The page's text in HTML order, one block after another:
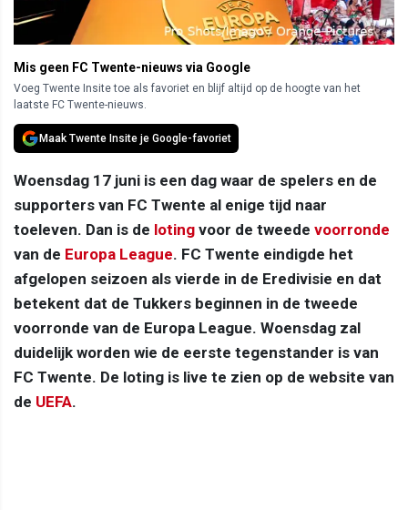
Mis geen FC Twente-nieuws via Google
Voeg Twente Insite toe als favoriet en blijf altijd op de hoogte van het
laatste FC Twente-nieuws.
Maak Twente Insite je Google-favoriet
Woensdag 17 juni is een dag waar de spelers en de
supporters van FC Twente al enige tijd naar
toeleven. Dan is de loting voor de tweede voorronde
van de Europa League. FC Twente eindigde het
afgelopen seizoen als vierde in de Eredivisie en dat
betekent dat de Tukkers beginnen in de tweede
voorronde van de Europa League. Woensdag zal
duidelijk worden wie de eerste tegenstander is van
FC Twente. De loting is live te zien op de website van
de UEFA.